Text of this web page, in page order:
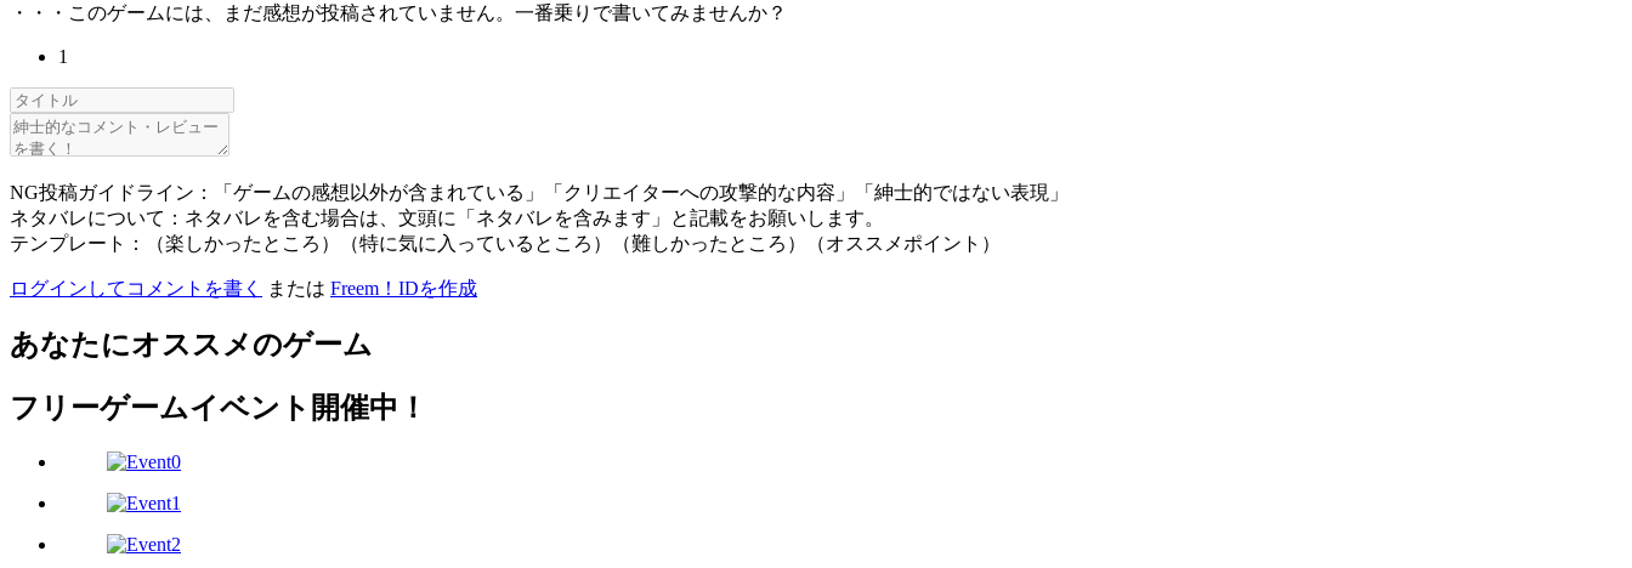
・・・このゲームには、まだ感想が投稿されていません。一番乗りで書いてみませんか？
1
NG投稿ガイドライン：「ゲームの感想以外が含まれている」「クリエイターへの攻撃的な内容」「紳士的ではない表現」
ネタバレについて：ネタバレを含む場合は、文頭に「ネタバレを含みます」と記載をお願いします。
テンプレート：（楽しかったところ）（特に気に入っているところ）（難しかったところ）（オススメポイント）
ログインしてコメントを書く または Freem！IDを作成
あなたにオススメのゲーム
フリーゲームイベント開催中！